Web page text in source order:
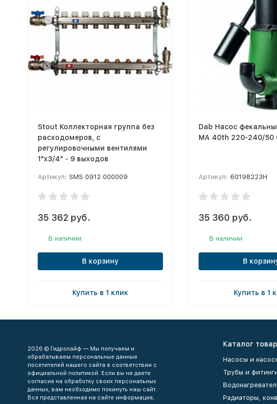
Stout Коллекторная группа без
расходомеров, с
регулировочными вентилями
1"x3/4" - 9 выходов
Артикул: SMS 0912 000009
35 362 руб.
В наличии
В корзину
Купить в 1 клик
Dab Насос
MA 40th 220-240/50
Артикул: 60198223H
35 360 руб.
В наличии
В
Купить в 1
2026 © Гидролайф — Мы получаем и
обрабатываем персональные данные
посетителей нашего сайта в соответствии с
официальной политикой. Если вы не даете
согласия на обработку своих персональных
данных, вам необходимо покинуть наш сайт.
Вся представленная на сайте информация,
Каталог
Насосы и
Трубы и
Радиаторы,